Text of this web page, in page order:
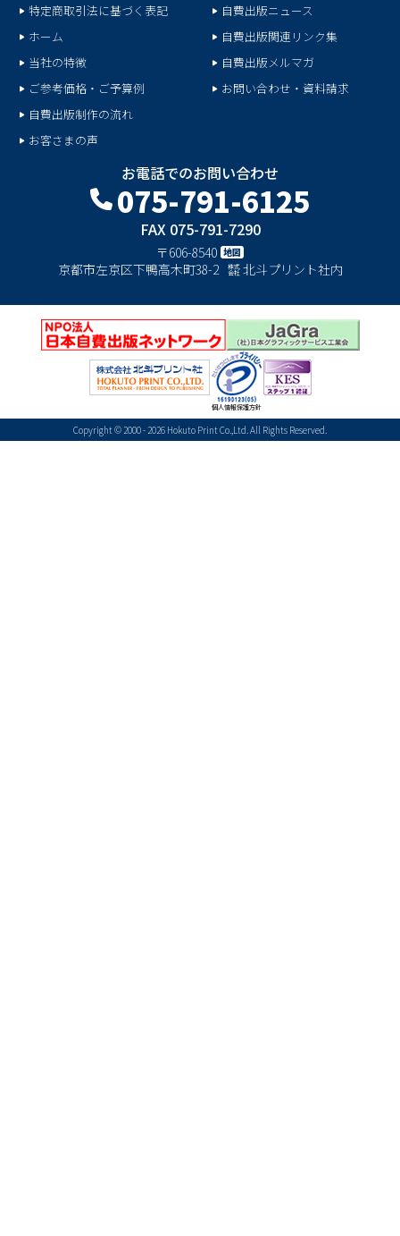
特定商取引法に基づく表記
ホーム
当社の特徴
ご参考価格・ご予算例
自費出版制作の流れ
お客さまの声
自費出版ニュース
自費出版関連リンク集
自費出版メルマガ
お問い合わせ・資料請求
お電話でのお問い合わせ
075-791-6125
FAX 075-791-7290
〒606-8540 地図
京都市左京区下鴨高木町38-2 ㍿北斗プリント社内
個人情報保護方針
Copyright © 2000 - 2026 Hokuto Print Co.,Ltd. All Rights Reserved.